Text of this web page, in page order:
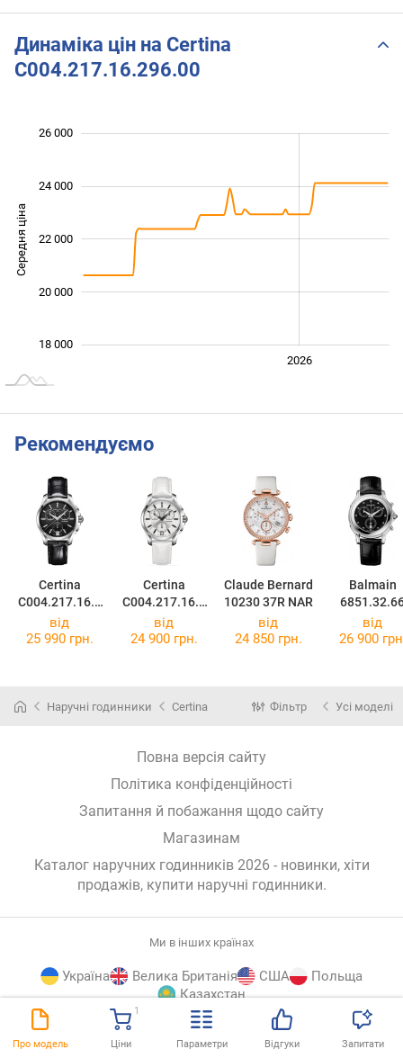
Про модель Ціни
1
Параметри Відгуки Запитати
Динаміка цін на Certina
C004.217.16.296.00
Середня ціна 18 000
18 000
20 000
22 000
24 000
26 000
2026
Рекомендуємо
Certina
C004.217.16.0
56.00
Certina
C004.217.16.0
36.00
Claude Bernard
10230 37R NAR
Balmain
від
25 990 грн.
від
24 900 грн.
від
24 850 грн.
від
26 900
Наручні годинники Certina Фільтр Усі моделі
Повна версія сайту
Політика конфіденційності
Запитання й побажання щодо сайту
Магазинам
Каталог наручних годинників 2026 - новинки, хіти
продажів, купити наручні годинники.
Ми в інших країнах
Україна Велика Британія США
Польща
Казахстан
Katalog
© E-Katalog, 2026 ВГОРУ